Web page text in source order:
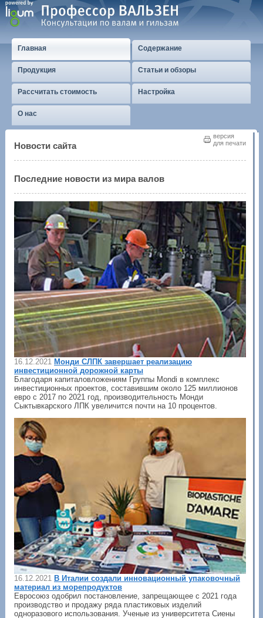
Главная Содержание
Продукция Статьи и обзоры
Рассчитать стоимость Настройка
О нас
версия
для печати
Новости сайта
Последние новости из мира валов
16.12.2021 Монди СЛПК завершает реализацию
инвестиционной дорожной карты
Благодаря капиталовложениям Группы Mondi в комплекс
инвестиционных проектов, составившим около 125 миллионов
евро с 2017 по 2021 год, производительность Монди
Сыктывкарского ЛПК увеличится почти на 10 процентов.
16.12.2021 В Италии создали инновационный упаковочный
материал из морепродуктов
Евросоюз одобрил постановление, запрещающее с 2021 года
производство и продажу ряда пластиковых изделий
одноразового использования. Ученые из университета Сиены